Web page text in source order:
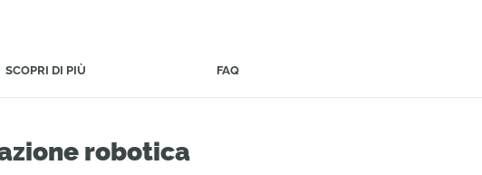
SCOPRI DI PIÙ FAQ
robotica